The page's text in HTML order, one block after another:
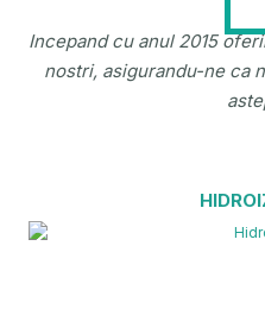
Incepand cu anul 2015
nostri, asigurandu-ne ca